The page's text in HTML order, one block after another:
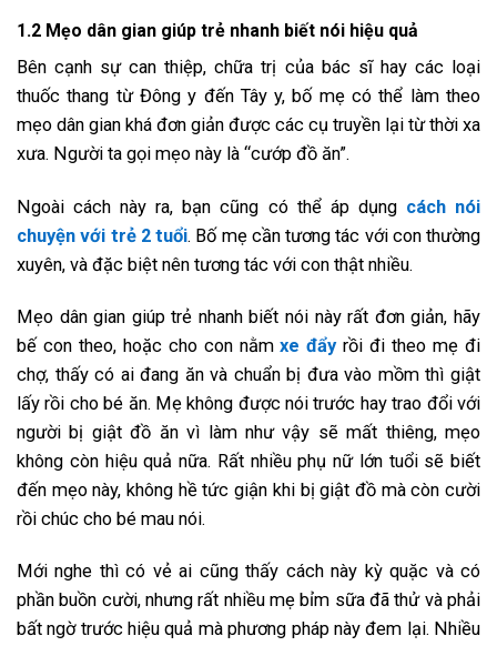
1.2 Mẹo dân gian giúp trẻ nhanh biết nói hiệu quả
Bên cạnh sự can thiệp, chữa trị của bác sĩ hay các loại
thuốc thang từ Đông y đến Tây y, bố mẹ có thể làm theo
mẹo dân gian khá đơn giản được các cụ truyền lại từ thời xa
xưa. Người ta gọi mẹo này là “cướp đồ ăn”.
Ngoài cách này ra, bạn cũng có thể áp dụng cách nói
chuyện với trẻ 2 tuổi. Bố mẹ cần tương tác với con thường
xuyên, và đặc biệt nên tương tác với con thật nhiều.
Mẹo dân gian giúp trẻ nhanh biết nói này rất đơn giản, hãy
bế con theo, hoặc cho con nằmxe đẩyrồi đi theo mẹ đi
chợ, thấy có ai đang ăn và chuẩn bị đưa vào mồm thì giật
lấy rồi cho bé ăn. Mẹ không được nói trước hay trao đổi với
người bị giật đồ ăn vì làm như vậy sẽ mất thiêng, mẹo
không còn hiệu quả nữa. Rất nhiều phụ nữ lớn tuổi sẽ biết
đến mẹo này, không hề tức giận khi bị giật đồ mà còn cười
rồi chúc cho bé mau nói.
Mới nghe thì có vẻ ai cũng thấy cách này kỳ quặc và có
phần buồn cười, nhưng rất nhiều mẹ bỉm sữa đã thử và phải
bất ngờ trước hiệu quả mà phương pháp này đem lại. Nhiều